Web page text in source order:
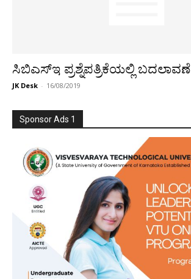
ಸಿಬಿಎಸ್​ಇ ಪ್ರಶ್ನೆಪತ್ರಿಕೆಯಲ್ಲಿ ಬದಲಾವಣೆ
JK Desk - 16/08/2019
Sponsor Ads 1